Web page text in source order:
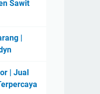
Sawit
|
| Jual